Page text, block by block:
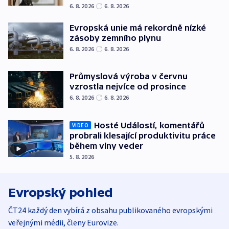
6. 8. 2026 6. 8. 2026
Evropská unie má rekordně nízké
zásoby zemního plynu
6. 8. 2026 6. 8. 2026
Průmyslová výroba v červnu
vzrostla nejvíce od prosince
6. 8. 2026 6. 8. 2026
VIDEO
Hosté Událostí, komentářů
probrali klesající produktivitu práce
během vlny veder
5. 8. 2026
Evropský pohled
ČT24 každý den vybírá z obsahu publikovaného evropskými
veřejnými médii, členy Eurovize.